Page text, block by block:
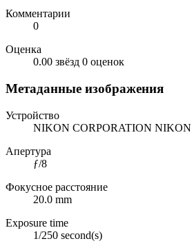
Комментарии
0
Оценка
0.00 звёзд 0 оценок
Метаданные изображения
Устройство
NIKON CORPORATION NIKON
Апертура
ƒ/8
Фокусное расстояние
20.0 mm
Exposure time
1/250 second(s)